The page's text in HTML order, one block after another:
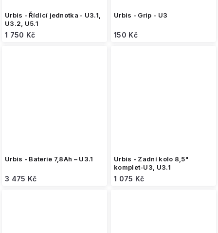
Urbis - Řídící jednotka - U3.1,
U3.2, U5.1
1 750 Kč
Urbis - Grip - U3
150 Kč
Urbis - Baterie 7,8Ah – U3.1
3 475 Kč
Urbis - Zadní kolo 8,5"
komplet-U3, U3.1
1 075 Kč